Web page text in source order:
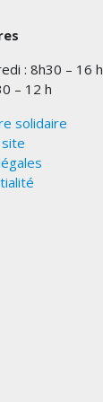
: 8h30 – 16 h
– 12 h
solidaire
site